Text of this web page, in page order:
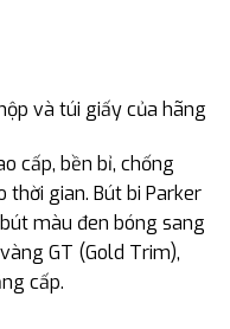
và túi giấy của hãng
cấp, bền bỉ, chống
gian. Bút bi Parker
màu đen bóng sang
GT (Gold Trim),
cấp.